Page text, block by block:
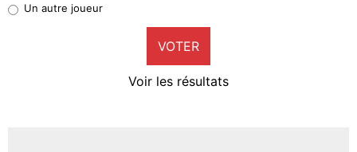
9%
Un autre joueur
VOTER
Voir les résultats